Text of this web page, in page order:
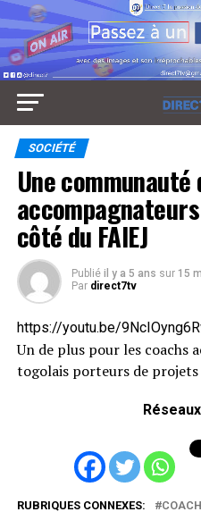
SOCIÉTÉ
Une communauté
côté du FAIEJ
Publié il y a 5 ans sur 15
Par direct7tv
https://youtu.be/
Un de plus pour les coachs
togolais porteurs de
RUBRIQUES CONNEXES: